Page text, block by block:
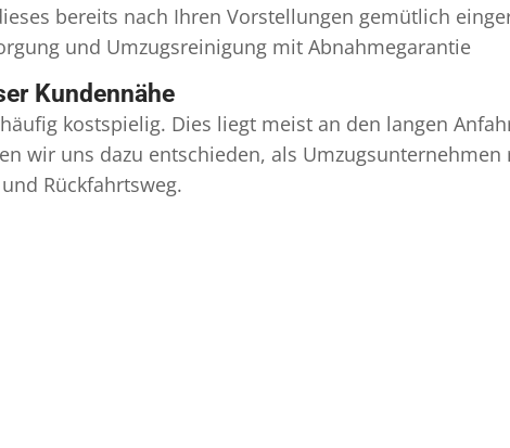
bereits nach Ihren Vorstellungen gemütlich
und Umzugsreinigung mit Abnahmegarantie
Kundennähe
kostspielig. Dies liegt meist an den langen
wir uns dazu entschieden, als Umzugsunternehmen
Rückfahrtsweg.